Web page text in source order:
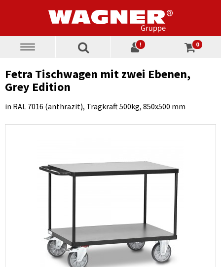
Toggle
! 0
Fetra Tischwagen mit zwei Ebenen,
Grey Edition
in RAL 7016 (anthrazit), Tragkraft 500kg, 850x500 mm